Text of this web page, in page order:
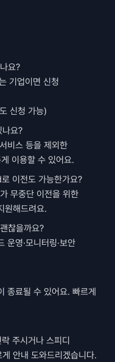
요?
기업이면 신청
신청 가능)
나요?
비스 등을 제외한
이용할 수 있어요.
이전도 가능한가요?
무중단 이전을 위한
원해드려요.
찮을까요?
운영·모니터링·보안
종료될 수 있어요. 빠르게
주시거나 스피디
안내 도와드리겠습니다.